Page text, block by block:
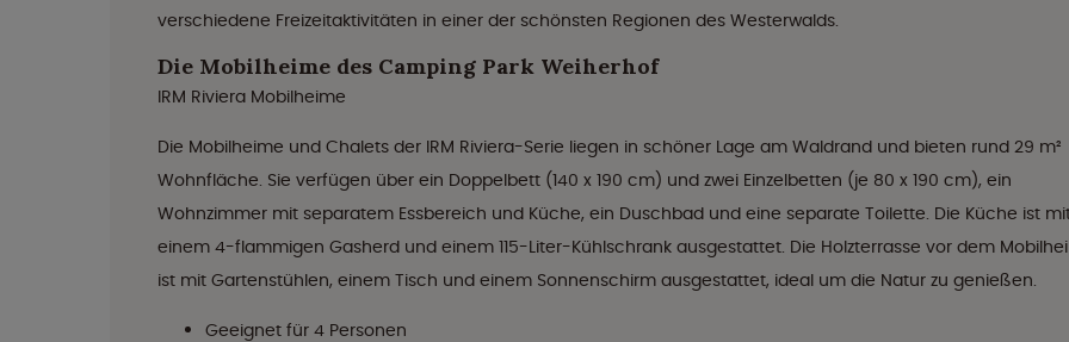
verschiedene Freizeitaktivitäten in einer der schönsten Regionen des Westerwalds.
Die Mobilheime des Camping Park Weiherhof
IRM Riviera Mobilheime
Die Mobilheime und Chalets der IRM Riviera-Serie liegen in schöner Lage am Waldrand und bieten rund 29 m²
Wohnfläche. Sie verfügen über ein Doppelbett (140 x 190 cm) und zwei Einzelbetten (je 80 x 190 cm), ein
Wohnzimmer mit separatem Essbereich und Küche, ein Duschbad und eine separate Toilette. Die Küche ist
einem 4-flammigen Gasherd und einem 115-Liter-Kühlschrank ausgestattet. Die Holzterrasse vor dem
ist mit Gartenstühlen, einem Tisch und einem Sonnenschirm ausgestattet, ideal um die Natur zu genießen.
Geeignet für 4 Personen